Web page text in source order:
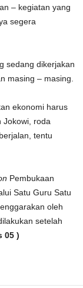
– kegiatan yang
segera
sedang dikerjakan
masing – masing.
ekonomi harus
Jokowi, roda
tentu
Pembukaan
Satu Guru Satu
oleh
setelah
05 )